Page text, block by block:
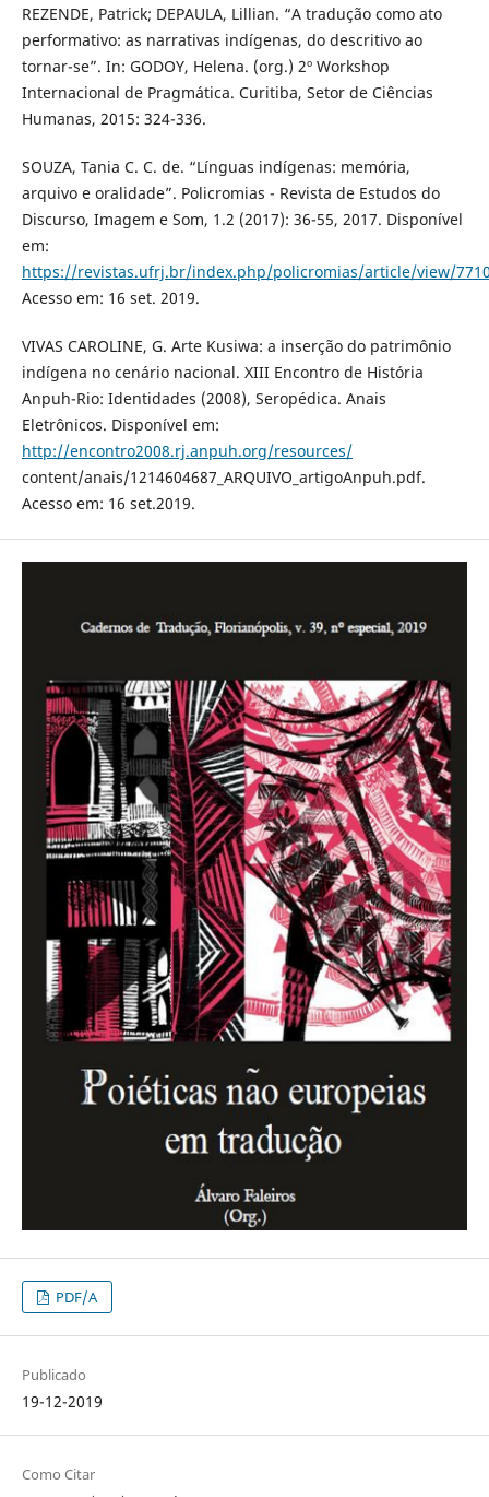
REZENDE, Patrick; DEPAULA, Lillian. “A tradução como ato
performativo: as narrativas indígenas, do descritivo ao
tornar-se”. In: GODOY, Helena. (org.) 2º Workshop
Internacional de Pragmática. Curitiba, Setor de Ciências
Humanas, 2015: 324-336.
SOUZA, Tania C. C. de. “Línguas indígenas: memória,
arquivo e oralidade”. Policromias - Revista de Estudos do
Discurso, Imagem e Som, 1.2 (2017): 36-55, 2017. Disponível
em:
https://revistas.ufrj.br/index.php/policromias/article/view/
Acesso em: 16 set. 2019.
VIVAS CAROLINE, G. Arte Kusiwa: a inserção do patrimônio
indígena no cenário nacional. XIII Encontro de História
Anpuh-Rio: Identidades (2008), Seropédica. Anais
Eletrônicos. Disponível em:
http://encontro2008.rj.anpuh.org/resources/
content/anais/1214604687_ARQUIVO_artigoAnpuh.pdf.
Acesso em: 16 set.2019.
PDF/A
Publicado
19-12-2019
Como Citar